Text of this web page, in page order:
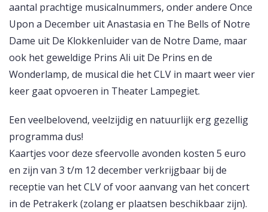
aantal prachtige musicalnummers, onder andere Once
Upon a December uit Anastasia en The Bells of Notre
Dame uit De Klokkenluider van de Notre Dame, maar
ook het geweldige Prins Ali uit De Prins en de
Wonderlamp, de musical die het CLV in maart weer vier
keer gaat opvoeren in Theater Lampegiet.
Een veelbelovend, veelzijdig en natuurlijk erg gezellig
programma dus!
Kaartjes voor deze sfeervolle avonden kosten 5 euro
en zijn van 3 t/m 12 december verkrijgbaar bij de
receptie van het CLV of voor aanvang van het concert
in de Petrakerk (zolang er plaatsen beschikbaar zijn).